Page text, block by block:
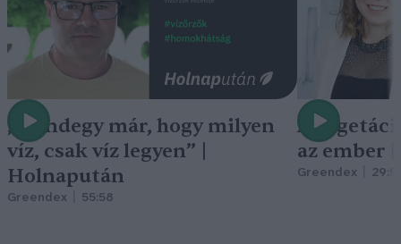
„Mindegy már, hogy milyen
víz, csak víz legyen” |
Holnapután
Greendex 55:58
A
az ember
Greendex